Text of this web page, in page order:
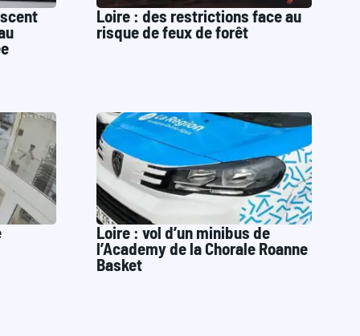
Loire : des restrictions face au
risque de feux de forêt
Loire : vol d’un minibus de
l’Academy de la Chorale Roanne
Basket